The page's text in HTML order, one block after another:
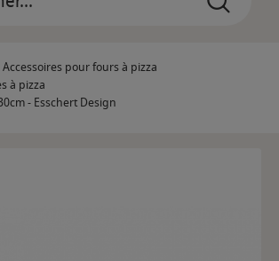
Accessoires pour fours à pizza
à pizza
- Esschert Design